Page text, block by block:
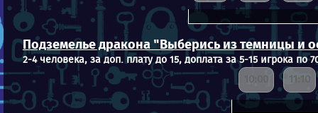
Подземелье дракона "Выберись из темницы и
2-4 человека, за доп. плату до 15, доплата за 5-15 игрока по
10:00 11:10